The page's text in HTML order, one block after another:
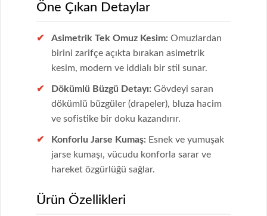
Öne Çıkan Detaylar
Asimetrik Tek Omuz Kesim: Omuzlardan
birini zarifçe açıkta bırakan asimetrik
kesim, modern ve iddialı bir stil sunar.
Dökümlü Büzgü Detayı: Gövdeyi saran
dökümlü büzgüler (drapeler), bluza hacim
ve sofistike bir doku kazandırır.
Konforlu Jarse Kumaş: Esnek ve yumuşak
jarse kumaşı, vücudu konforla sarar ve
hareket özgürlüğü sağlar.
Ürün Özellikleri